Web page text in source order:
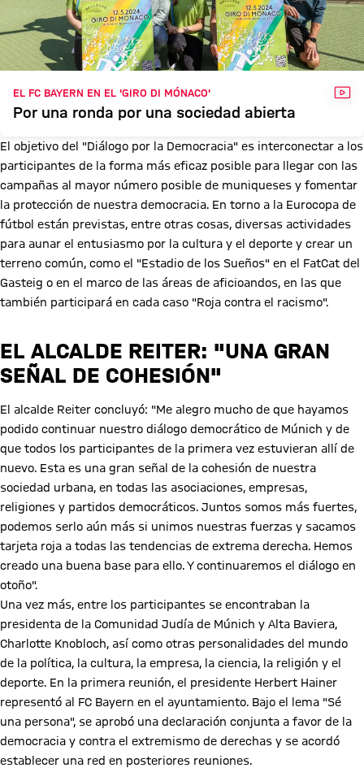
EL FC BAYERN EN EL 'GIRO DI MÓNACO'
Por una ronda por una sociedad abierta
El objetivo del "Diálogo por la Democracia" es interconectar a los
participantes de la forma más eficaz posible para llegar con las
campañas al mayor número posible de muniqueses y fomentar
la protección de nuestra democracia. En torno a la Eurocopa de
fútbol están previstas, entre otras cosas, diversas actividades
para aunar el entusiasmo por la cultura y el deporte y crear un
terreno común, como el "Estadio de los Sueños" en el FatCat del
Gasteig o en el marco de las áreas de aficioandos, en las que
también participará en cada caso "Roja contra el racismo".
EL ALCALDE REITER: "UNA GRAN
SEÑAL DE COHESIÓN"
El alcalde Reiter concluyó: "Me alegro mucho de que hayamos
podido continuar nuestro diálogo democrático de Múnich y de
que todos los participantes de la primera vez estuvieran allí de
nuevo. Esta es una gran señal de la cohesión de nuestra
sociedad urbana, en todas las asociaciones, empresas,
religiones y partidos democráticos. Juntos somos más fuertes,
podemos serlo aún más si unimos nuestras fuerzas y sacamos
tarjeta roja a todas las tendencias de extrema derecha. Hemos
creado una buena base para ello. Y continuaremos el diálogo en
otoño".
Una vez más, entre los participantes se encontraban la
presidenta de la Comunidad Judía de Múnich y Alta Baviera,
Charlotte Knobloch, así como otras personalidades del mundo
de la política, la cultura, la empresa, la ciencia, la religión y el
deporte. En la primera reunión, el presidente Herbert Hainer
representó al FC Bayern en el ayuntamiento. Bajo el lema "Sé
una persona", se aprobó una declaración conjunta a favor de la
democracia y contra el extremismo de derechas y se acordó
establecer una red en posteriores reuniones.